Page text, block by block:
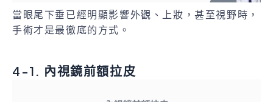
當眼尾下垂已經明顯影響外觀、上妝，甚至視野時，
手術才是最徹底的方式。
4-1. 內視鏡前額拉皮